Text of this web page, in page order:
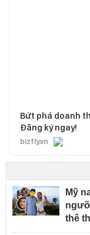
Bứt phá doanh
Đăng ký ngay!
bizfly.vn
Mỹ
thê